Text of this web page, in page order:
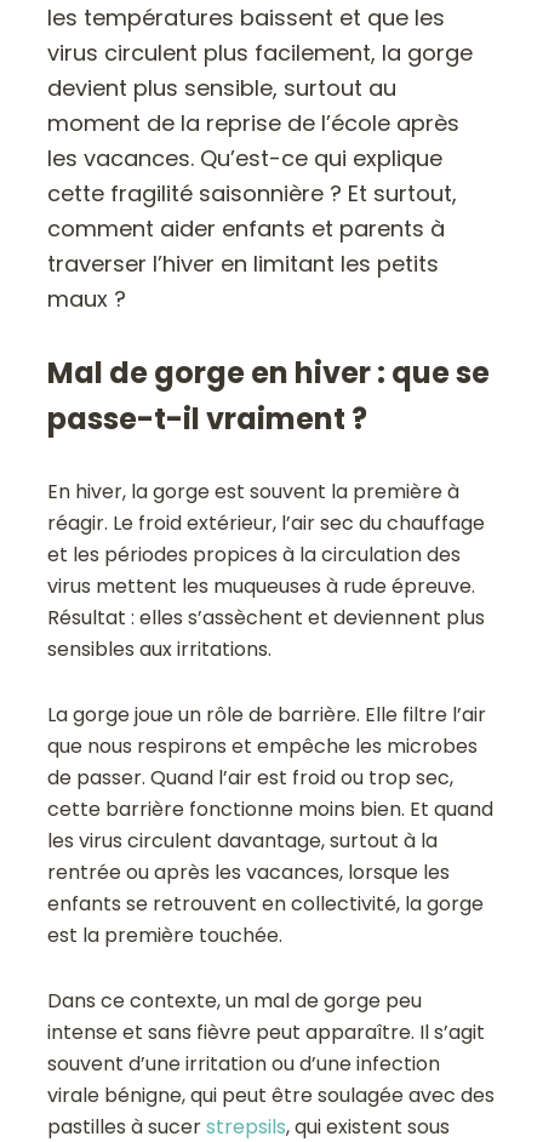
les températures baissent et que les
virus circulent plus facilement, la gorge
devient plus sensible, surtout au
moment de la reprise de l’école après
les vacances. Qu’est-ce qui explique
cette fragilité saisonnière ? Et surtout,
comment aider enfants et parents à
traverser l’hiver en limitant les petits
maux ?
Mal de gorge en hiver : que se
passe-t-il vraiment ?
En hiver, la gorge est souvent la première à
réagir. Le froid extérieur, l’air sec du chauffage
et les périodes propices à la circulation des
virus mettent les muqueuses à rude épreuve.
Résultat : elles s’assèchent et deviennent plus
sensibles aux irritations.
La gorge joue un rôle de barrière. Elle filtre l’air
que nous respirons et empêche les microbes
de passer. Quand l’air est froid ou trop sec,
cette barrière fonctionne moins bien. Et quand
les virus circulent davantage, surtout à la
rentrée ou après les vacances, lorsque les
enfants se retrouvent en collectivité, la gorge
est la première touchée.
Dans ce contexte, un mal de gorge peu
intense et sans fièvre peut apparaître. Il s’agit
souvent d’une irritation ou d’une infection
virale bénigne, qui peut être soulagée avec des
pastilles à sucerstrepsils, qui existent sous